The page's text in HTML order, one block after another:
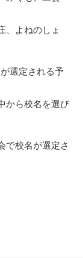
、よねのしょ
選定される予
から校名を選び
で校名が選定さ